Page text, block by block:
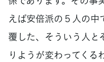
えば安倍派の５人の中
覆した、そういう人と
りようが変わってくる